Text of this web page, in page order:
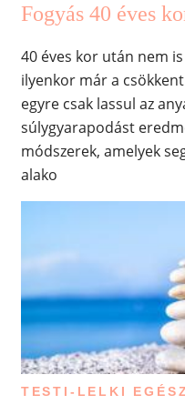
Fogyás 40 éves
40 éves kor után nem
ilyenkor már a
egyre csak lassul az
súlygyarapodást
módszerek, amelyek
alako
TESTI-LELKI